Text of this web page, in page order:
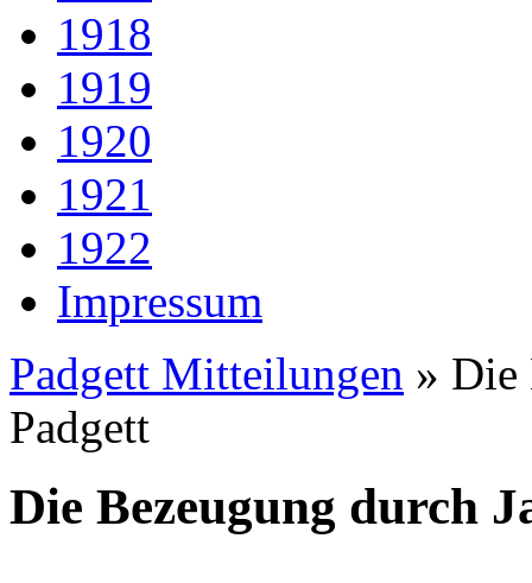
1918
1919
1920
1921
1922
Impressum
Padgett Mitteilungen » Die
Padgett
Die Bezeugung durch